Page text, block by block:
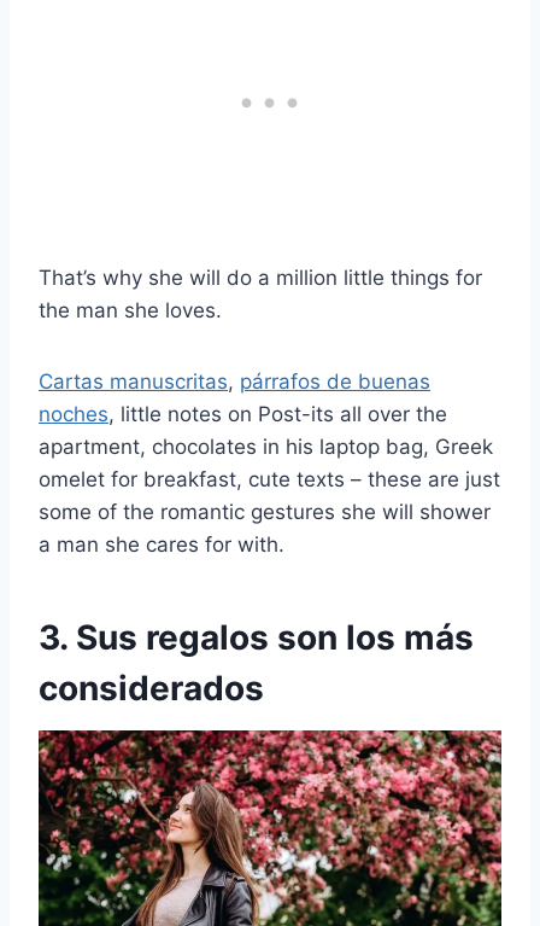
That’s why she will do a million little things for
the man she loves.
Cartas manuscritas, párrafos de buenas
noches, little notes on Post-its all over the
apartment, chocolates in his laptop bag, Greek
omelet for breakfast, cute texts – these are just
some of the romantic gestures she will shower
a man she cares for with.
3. Sus regalos son los más
considerados